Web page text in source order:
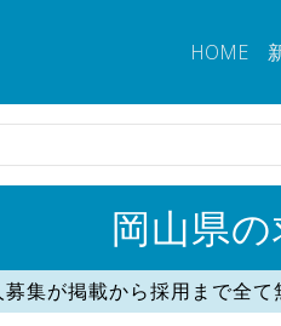
HOME
岡山県
集が掲載から採用まで全